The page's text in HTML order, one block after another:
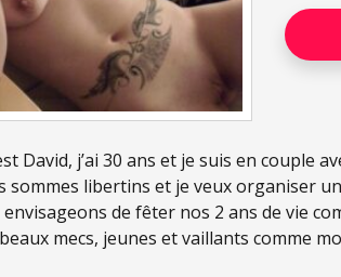
David, j’ai 30 ans et je suis en couple
sommes libertins et je veux organiser
de fêter nos 2 ans de vie
mecs, jeunes et vaillants comme